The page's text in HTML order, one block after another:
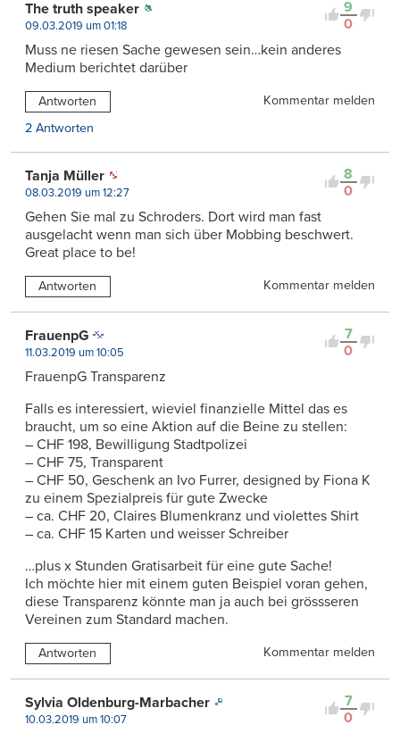
9
0
The truth speaker
09.03.2019 um 01:18
Muss ne riesen Sache gewesen sein…kein anderes
Medium berichtet darüber
Antworten
Kommentar melden
2 Antworten
8
0
Tanja Müller
08.03.2019 um 12:27
Gehen Sie mal zu Schroders. Dort wird man fast
ausgelacht wenn man sich über Mobbing beschwert.
Great place to be!
Antworten Kommentar melden
7
0
FrauenpG
11.03.2019 um 10:05
FrauenpG Transparenz
Falls es interessiert, wieviel finanzielle Mittel das es
braucht, um so eine Aktion auf die Beine zu stellen:
– CHF 198, Bewilligung Stadtpolizei
– CHF 75, Transparent
– CHF 50, Geschenk an Ivo Furrer, designed by Fiona K
zu einem Spezialpreis für gute Zwecke
– ca. CHF 20, Claires Blumenkranz und violettes Shirt
– ca. CHF 15 Karten und weisser Schreiber
…plus x Stunden Gratisarbeit für eine gute Sache!
Ich möchte hier mit einem guten Beispiel voran gehen,
diese Transparenz könnte man ja auch bei grössseren
Vereinen zum Standard machen.
Antworten Kommentar melden
7
0
Sylvia Oldenburg-Marbacher
10.03.2019 um 10:07